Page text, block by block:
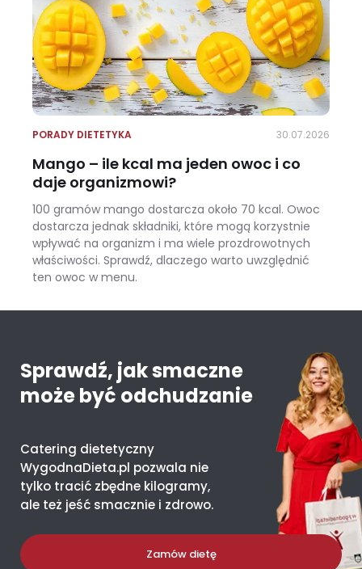
PORADY DIETETYKA 30.07.2026
Mango – ile kcal ma jeden owoc i co
daje organizmowi?
100 gramów mango dostarcza około 70 kcal. Owoc
dostarcza jednak składniki, które mogą korzystnie
wpływać na organizm i ma wiele prozdrowotnych
właściwości. Sprawdź, dlaczego warto uwzględnić
ten owoc w menu.
Sprawdź, jak smaczne
może być odchudzanie
Catering dietetyczny
WygodnaDieta.pl pozwala nie
tylko tracić zbędne kilogramy,
ale też jeść smacznie i zdrowo.
Zamów dietę